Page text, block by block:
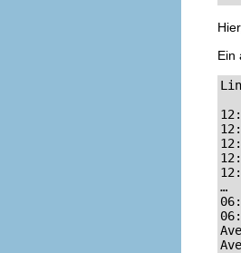
Ein
…